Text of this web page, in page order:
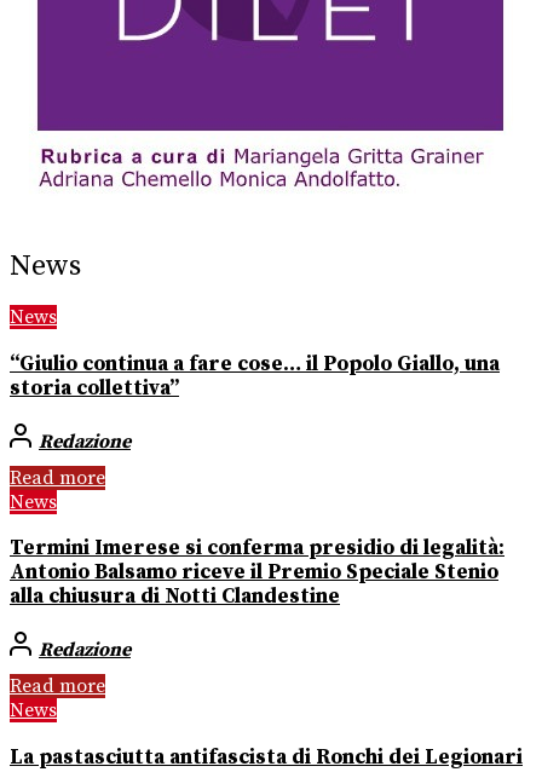
News
News
“Giulio continua a fare cose… il Popolo Giallo, una
storia collettiva”
Redazione
Read more
News
Termini Imerese si conferma presidio di legalità:
Antonio Balsamo riceve il Premio Speciale Stenio
alla chiusura di Notti Clandestine
Redazione
Read more
News
La pastasciutta antifascista di Ronchi dei Legionari